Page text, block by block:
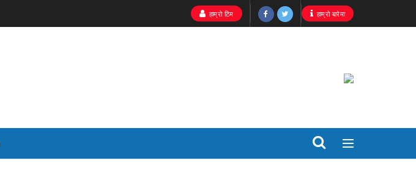
हाम्रो टिम हाम्रो बारेमा